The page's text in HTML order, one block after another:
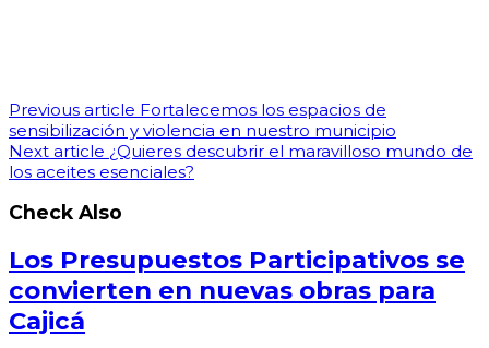
Previous article Fortalecemos los espacios de
sensibilización y violencia en nuestro municipio
Next article ¿Quieres descubrir el maravilloso mundo de
los aceites esenciales?
Check Also
Los Presupuestos Participativos se
convierten en nuevas obras para
Cajicá